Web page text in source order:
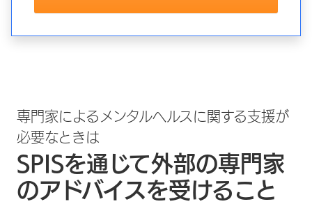
専門家によるメンタルヘルスに関する支援が
必要なときは
SPISを通じて外部の専門家
のアドバイスを受けること